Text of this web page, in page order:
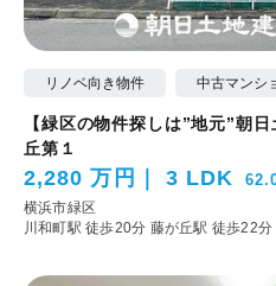
リノベ向き物件 中古マンシ
【緑区の物件探しは”地元”朝
丘第１
2,280 万円 3 LDK
横浜市緑区
川和町駅 徒歩20分 藤が丘駅 徒歩22分